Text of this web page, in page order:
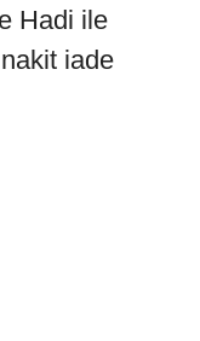
Hadi ile
iade